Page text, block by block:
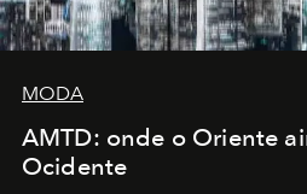
MODA
AMTD: onde o Oriente
Ocidente